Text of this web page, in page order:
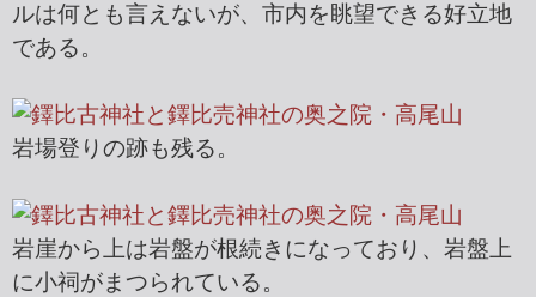
ルは何とも言えないが、市内を眺望できる好立地
である。
岩場登りの跡も残る。
岩崖から上は岩盤が根続きになっており、岩盤上
に小祠がまつられている。